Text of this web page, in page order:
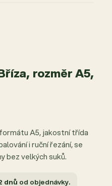
rozměr A5,
A5, jakostní třída
i ruční řezání, se
bez velkých suků.
dnů od objednávky.